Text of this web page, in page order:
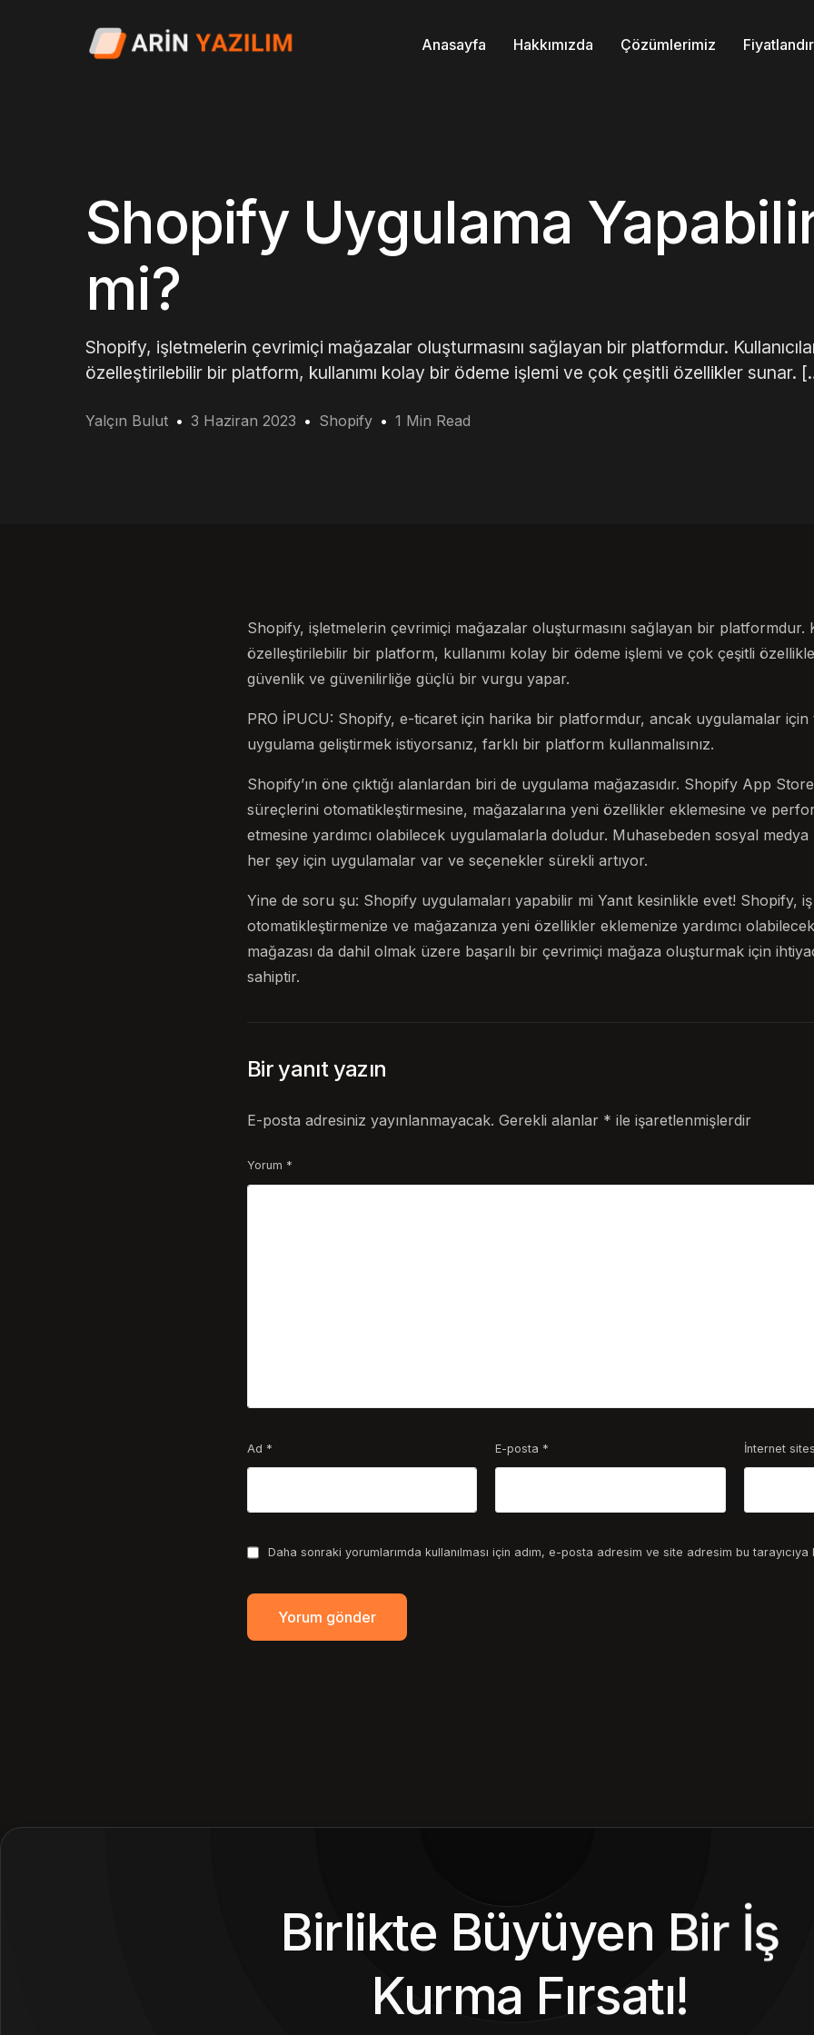
Anasayfa Hakkımızda Çözümlerimiz
Shopify Uygulama
mi?
Shopify, işletmelerin çevrimiçi mağazalar oluşturmasını sağlayan bir platformdur.
özelleştirilebilir bir platform, kullanımı kolay bir ödeme işlemi ve çok çeşitli özellikler sunar.
Yalçın Bulut 3 Haziran 2023 Shopify 1 Min Read
Shopify, işletmelerin çevrimiçi mağazalar oluşturmasını sağlayan bir platformdur.
özelleştirilebilir bir platform, kullanımı kolay bir ödeme işlemi ve çok çeşitli
güvenlik ve güvenilirliğe güçlü bir vurgu yapar.
PRO İPUCU: Shopify, e-ticaret için harika bir platformdur, ancak uygulamalar için
uygulama geliştirmek istiyorsanız, farklı bir platform kullanmalısınız.
Shopify’ın öne çıktığı alanlardan biri de uygulama mağazasıdır. Shopify App
süreçlerini otomatikleştirmesine, mağazalarına yeni özellikler eklemesine ve
etmesine yardımcı olabilecek uygulamalarla doludur. Muhasebeden sosyal medya
her şey için uygulamalar var ve seçenekler sürekli artıyor.
Yine de soru şu: Shopify uygulamaları yapabilir mi Yanıt kesinlikle evet! Shopify,
otomatikleştirmenize ve mağazanıza yeni özellikler eklemenize yardımcı
mağazası da dahil olmak üzere başarılı bir çevrimiçi mağaza oluşturmak için
sahiptir.
Bir yanıt yazın
E-posta adresiniz yayınlanmayacak. Gerekli alanlar * ile işaretlenmişlerdir
Yorum *
Ad * E-posta * İnternet
Daha sonraki yorumlarımda kullanılması için adım, e-posta adresim ve site adresim bu tarayıcıya
Birlikte Büyüyen Bir İş
Kurma Fırsatı!